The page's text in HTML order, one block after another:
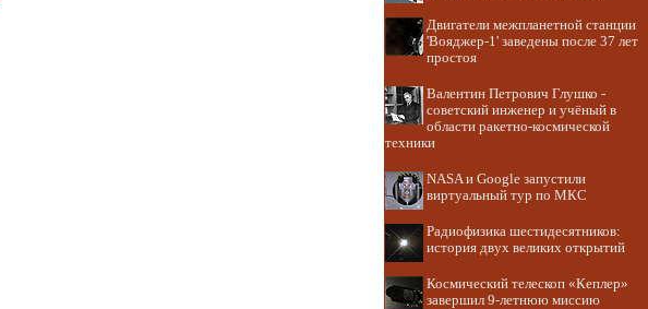
Двигатели межпланетной станции
'Вояджер-1' заведены после 37 лет
простоя
Валентин Петрович Глушко -
советский инженер и учёный в
области ракетно-космической
техники
NASA и Google запустили
виртуальный тур по МКС
Радиофизика шестидесятников:
история двух великих открытий
Космический телескоп «Кеплер»
завершил 9-летнюю миссию